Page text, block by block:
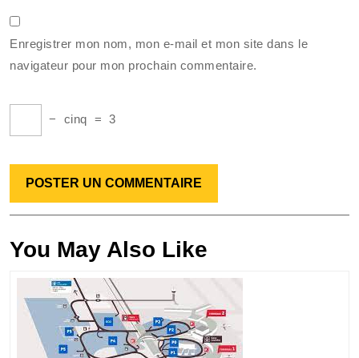
Enregistrer mon nom, mon e-mail et mon site dans le
navigateur pour mon prochain commentaire.
− cinq = 3
You May Also Like